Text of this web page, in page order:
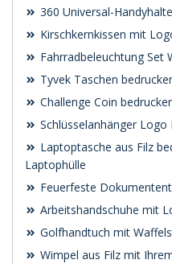
360 Universal-
Kirschkernkissen mit
Fahrradbeleuchtung Set
Tyvek Taschen
Challenge Coin
Schlüsselanhänger Logo
Laptoptasche aus Filz
Laptophülle
Feuerfeste
Arbeitshandschuhe mit
Golfhandtuch mit
Wimpel aus Filz mit